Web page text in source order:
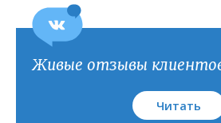
План кровли
Живые отзывы
Читать